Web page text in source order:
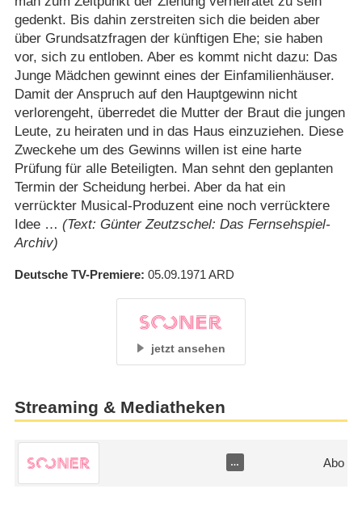
gedenkt. Bis dahin zerstreiten sich die beiden aber
über Grundsatzfragen der künftigen Ehe; sie haben
vor, sich zu entloben. Aber es kommt nicht dazu: Das
Junge Mädchen gewinnt eines der Einfamilienhäuser.
Damit der Anspruch auf den Hauptgewinn nicht
verlorengeht, überredet die Mutter der Braut die jungen
Leute, zu heiraten und in das Haus einzuziehen. Diese
Zweckehe um des Gewinns willen ist eine harte
Prüfung für alle Beteiligten. Man sehnt den geplanten
Termin der Scheidung herbei. Aber da hat ein
verrückter Musical-Produzent eine noch verrücktere
Idee … (Text: Günter Zeutzschel: Das Fernsehspiel-
Archiv)
Deutsche TV-Premiere 05.09.1971 ARD
jetzt ansehen
Streaming & Mediatheken
… Abo